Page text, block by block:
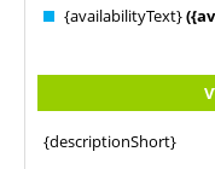
{availabilityText}
{descriptionShort}